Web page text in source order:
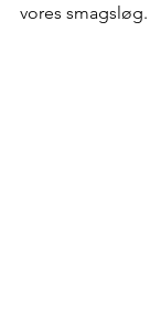
vores smagsløg.